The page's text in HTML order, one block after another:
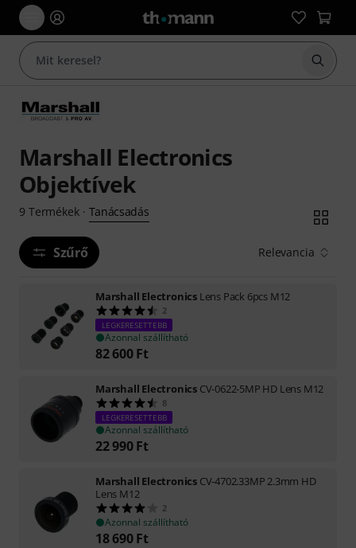
Marshall Electronics
Objektívek
9 Termékek· Tanácsadás
Szűrő Relevancia
Marshall Electronics Lens Pack 6pcs M12
2
LEGKERESETTEBB
Azonnal szállítható
82 600 Ft
Marshall Electronics CV-0622-5MP HD Lens M12
8
LEGKERESETTEBB
Azonnal szállítható
22 990 Ft
Marshall Electronics CV-4702.33MP 2.3mm HD
Lens M12
2
Azonnal szállítható
18 690 Ft